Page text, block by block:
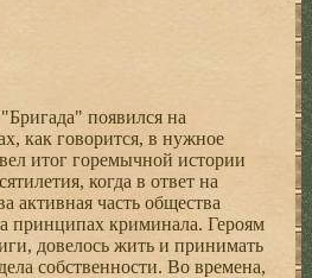
появился на
как говорится, в нужное
итог горемычной истории
когда в ответ на
активная часть общества
принципах криминала. Героям
довелось жить и принимать
собственности. Во времена,